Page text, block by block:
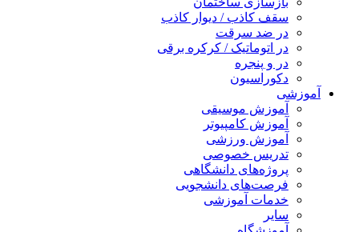
سقف کاذب / دیوار کاذب
در ضد سرقت
در اتوماتیک / کرکره برقی
در و پنجره
دکوراسیون
آموزشی
آموزش موسیقی
آموزش کامپیوتر
آموزش ورزشی
تدریس خصوصی
پروژه‌های دانشگاهی
فرصت‌های دانشجویی
خدمات آموزشی
سایر